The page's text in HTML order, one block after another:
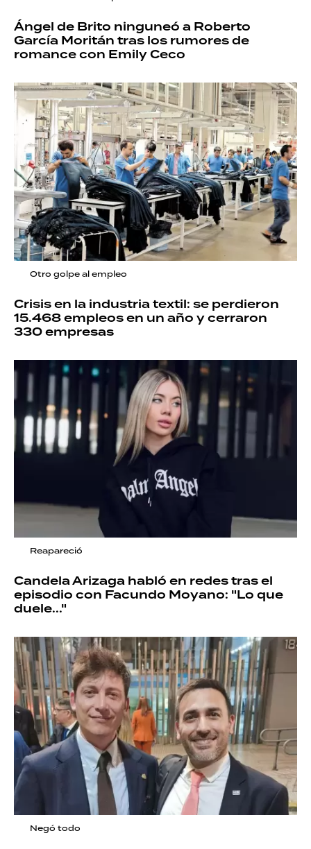
Ángel de Brito ninguneó a Roberto
García Moritán tras los rumores de
romance con Emily Ceco
Otro golpe al empleo
Crisis en la industria textil: se perdieron
15.468 empleos en un año y cerraron
330 empresas
Reapareció
Candela Arizaga habló en redes tras el
episodio con Facundo Moyano: "Lo que
duele..."
Negó todo